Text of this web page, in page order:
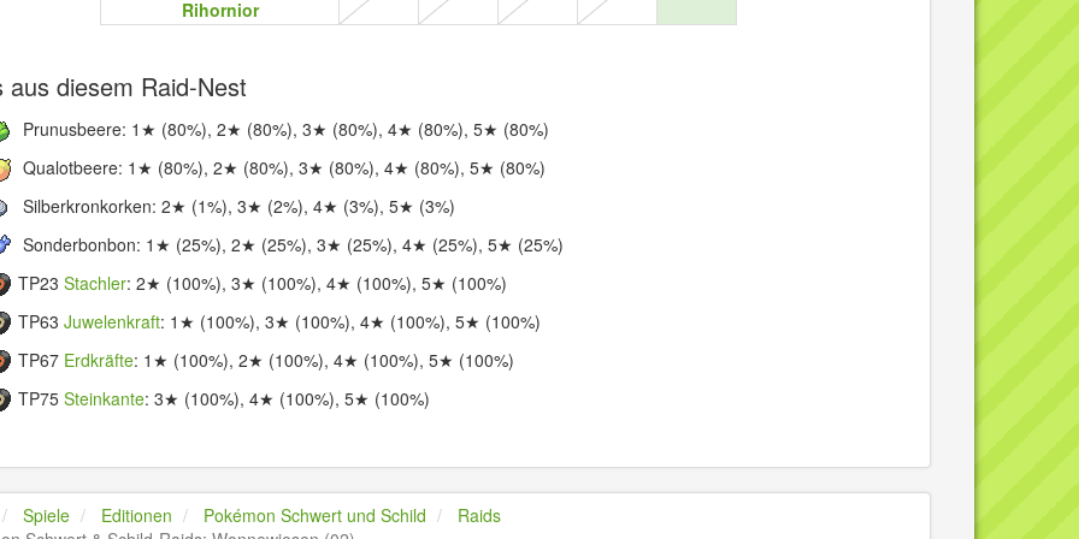
Rihornior
aus diesem Raid-Nest
Prunusbeere: 1★ (80%), 2★ (80%), 3★ (80%), 4★ (80%), 5★ (80%)
Qualotbeere: 1★ (80%), 2★ (80%), 3★ (80%), 4★ (80%), 5★ (80%)
Silberkronkorken: 2★ (1%), 3★ (2%), 4★ (3%), 5★ (3%)
Sonderbonbon: 1★ (25%), 2★ (25%), 3★ (25%), 4★ (25%), 5★ (25%)
TP23Stachler: 2★ (100%), 3★ (100%), 4★ (100%), 5★ (100%)
TP63Juwelenkraft: 1★ (100%), 3★ (100%), 4★ (100%), 5★ (100%)
TP67 Erdkräfte: 1★ (100%), 2★ (100%), 4★ (100%), 5★ (100%)
TP75Steinkante: 3★ (100%), 4★ (100%), 5★ (100%)
Spiele Editionen Pokémon Schwert und Schild
Raids